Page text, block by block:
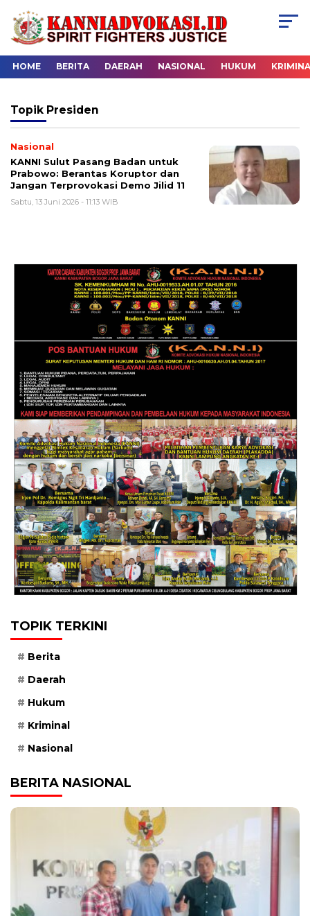
HOME BERITA DAERAH NASIONAL HUKUM
Topik Presiden
Nasional
KANNI Sulut Pasang Badan untuk
Prabowo: Berantas Koruptor dan
Jangan Terprovokasi Demo Jilid 11
Sabtu, 13 Juni 2026 - 11:13 WIB
TOPIK TERKINI
Berita
Daerah
Hukum
Kriminal
Nasional
BERITA NASIONAL